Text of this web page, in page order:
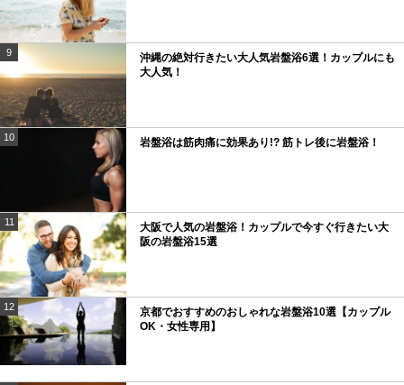
9
沖縄の絶対行きたい大人気岩盤浴6選！カップルにも
大人気！
10 岩盤浴は筋肉痛に効果あり!? 筋トレ後に岩盤浴！
11
大阪で人気の岩盤浴！カップルで今すぐ行きたい大
阪の岩盤浴15選
12
京都でおすすめのおしゃれな岩盤浴10選【カップル
OK・女性専用】